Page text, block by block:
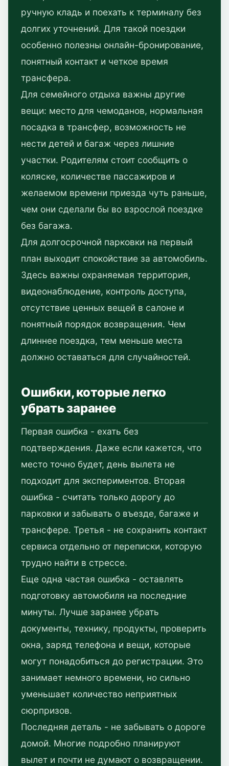
ручную кладь и поехать к терминалу без
долгих уточнений. Для такой поездки
особенно полезны онлайн-бронирование,
понятный контакт и четкое время
трансфера.
Для семейного отдыха важны другие
вещи: место для чемоданов, нормальная
посадка в трансфер, возможность не
нести детей и багаж через лишние
участки. Родителям стоит сообщить о
коляске, количестве пассажиров и
желаемом времени приезда чуть раньше,
чем они сделали бы во взрослой поездке
без багажа.
Для долгосрочной парковки на первый
план выходит спокойствие за автомобиль.
Здесь важны охраняемая территория,
видеонаблюдение, контроль доступа,
отсутствие ценных вещей в салоне и
понятный порядок возвращения. Чем
длиннее поездка, тем меньше места
должно оставаться для случайностей.
Ошибки, которые легко
убрать заранее
Первая ошибка - ехать без
подтверждения. Даже если кажется, что
место точно будет, день вылета не
подходит для экспериментов. Вторая
ошибка - считать только дорогу до
парковки и забывать о въезде, багаже и
трансфере. Третья - не сохранить контакт
сервиса отдельно от переписки, которую
трудно найти в стрессе.
Еще одна частая ошибка - оставлять
подготовку автомобиля на последние
минуты. Лучше заранее убрать
документы, технику, продукты, проверить
окна, заряд телефона и вещи, которые
могут понадобиться до регистрации. Это
занимает немного времени, но сильно
уменьшает количество неприятных
сюрпризов.
Последняя деталь - не забывать о дороге
домой. Многие подробно планируют
вылет и почти не думают о возвращении.